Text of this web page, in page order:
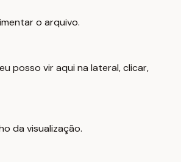
o arquivo.
posso vir aqui na lateral, clicar,
da visualização.